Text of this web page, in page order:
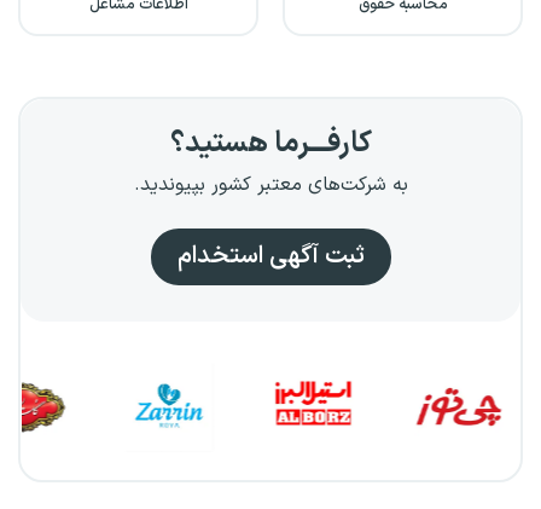
محاسبه حقوق اطلاعات مشاغل
کارفـــرما هستید؟
به شرکت‌های معتبر کشور بپیوندید.
ثبت آگهی استخدام